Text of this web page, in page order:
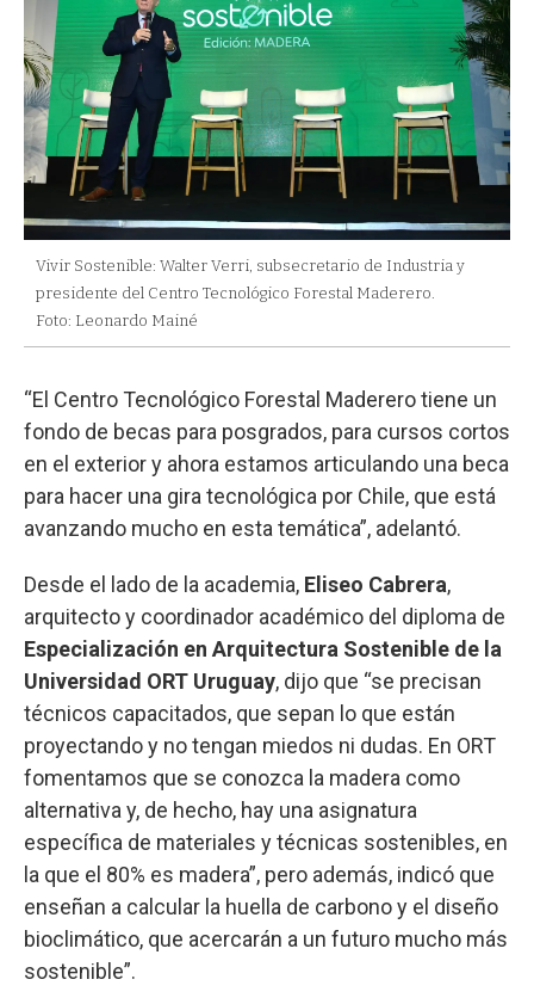
Vivir Sostenible: Walter Verri, subsecretario de Industria y
presidente del Centro Tecnológico Forestal Maderero.
Foto: Leonardo Mainé
“El Centro Tecnológico Forestal Maderero tiene un
fondo de becas para posgrados, para cursos cortos
en el exterior y ahora estamos articulando una beca
para hacer una gira tecnológica por Chile, que está
avanzando mucho en esta temática”, adelantó.
Desde el lado de la academia, Eliseo Cabrera,
arquitecto y coordinador académico del diploma de
Especialización en Arquitectura Sostenible de la
Universidad ORT Uruguay, dijo que “se precisan
técnicos capacitados, que sepan lo que están
proyectando y no tengan miedos ni dudas. En ORT
fomentamos que se conozca la madera como
alternativa y, de hecho, hay una asignatura
específica de materiales y técnicas sostenibles, en
la que el 80% es madera”, pero además, indicó que
enseñan a calcular la huella de carbono y el diseño
bioclimático, que acercarán a un futuro mucho más
sostenible”.